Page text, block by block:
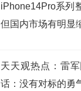
iPhone14Pro系列
但国内市场有明显
天天观热点：雷
话：没有对标的勇